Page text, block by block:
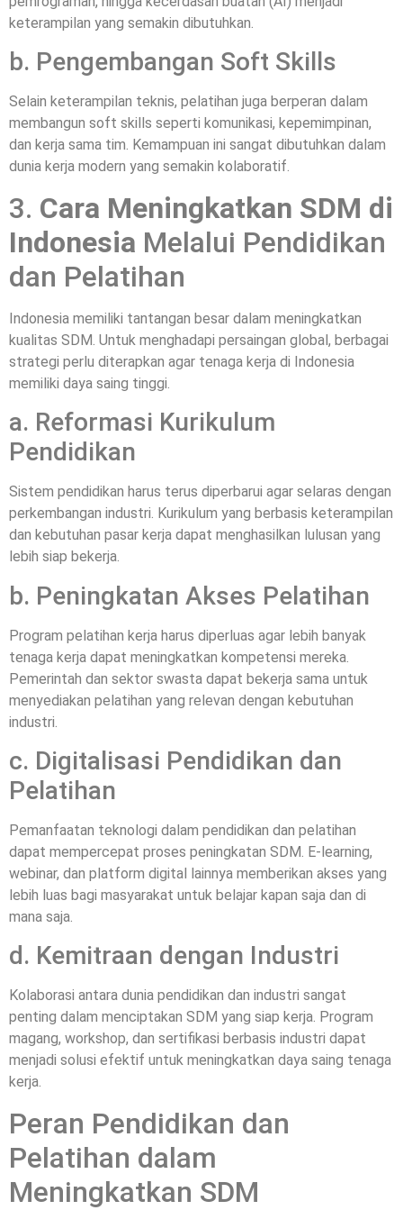
keterampilan yang semakin dibutuhkan.
b. Pengembangan Soft Skills
Selain keterampilan teknis, pelatihan juga berperan dalam
membangun soft skills seperti komunikasi, kepemimpinan,
dan kerja sama tim. Kemampuan ini sangat dibutuhkan dalam
dunia kerja modern yang semakin kolaboratif.
3. Cara Meningkatkan SDM di
Indonesia Melalui Pendidikan
dan Pelatihan
Indonesia memiliki tantangan besar dalam meningkatkan
kualitas SDM. Untuk menghadapi persaingan global, berbagai
strategi perlu diterapkan agar tenaga kerja di Indonesia
memiliki daya saing tinggi.
a. Reformasi Kurikulum
Pendidikan
Sistem pendidikan harus terus diperbarui agar selaras dengan
perkembangan industri. Kurikulum yang berbasis keterampilan
dan kebutuhan pasar kerja dapat menghasilkan lulusan yang
lebih siap bekerja.
b. Peningkatan Akses Pelatihan
Program pelatihan kerja harus diperluas agar lebih banyak
tenaga kerja dapat meningkatkan kompetensi mereka.
Pemerintah dan sektor swasta dapat bekerja sama untuk
menyediakan pelatihan yang relevan dengan kebutuhan
industri.
c. Digitalisasi Pendidikan dan
Pelatihan
Pemanfaatan teknologi dalam pendidikan dan pelatihan
dapat mempercepat proses peningkatan SDM. E-learning,
webinar, dan platform digital lainnya memberikan akses yang
lebih luas bagi masyarakat untuk belajar kapan saja dan di
mana saja.
d. Kemitraan dengan Industri
Kolaborasi antara dunia pendidikan dan industri sangat
penting dalam menciptakan SDM yang siap kerja. Program
magang, workshop, dan sertifikasi berbasis industri dapat
menjadi solusi efektif untuk meningkatkan daya saing tenaga
kerja.
Peran Pendidikan dan
Pelatihan dalam
Meningkatkan SDM